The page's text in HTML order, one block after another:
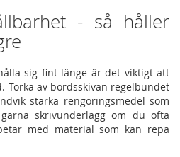
- så håller
sig fint länge är det viktigt att
Torka av bordsskivan regelbundet
starka rengöringsmedel som
skrivunderlägg om du ofta
med material som kan repa